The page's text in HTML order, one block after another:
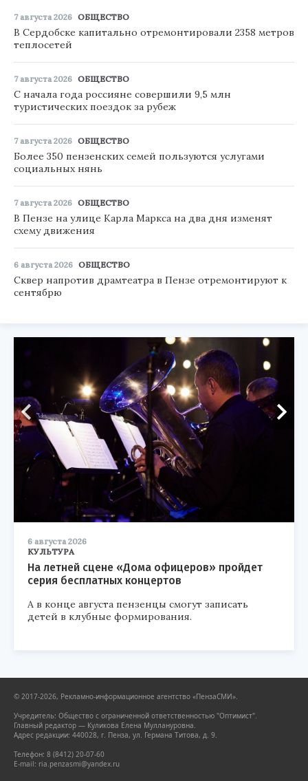
7 августа 2026 ОБЩЕСТВО
В Сердобске капитально отремонтировали 2358 метров
теплосетей
7 августа 2026 ОБЩЕСТВО
С начала года россияне совершили 9,5 млн
туристических поездок за рубеж
7 августа 2026 ОБЩЕСТВО
Более 350 пензенских семей пользуются услугами
социальных нянь
7 августа 2026 ОБЩЕСТВО
В Пензе на улице Карла Маркса на два дня изменят
схему движения
6 августа 2026 ОБЩЕСТВО
Сквер напротив драмтеатра в Пензе отремонтируют к
сентябрю
6 августа 2026
КУЛЬТУРА
На летней сцене «Дома офицеров» пройдет
серия бесплатных концертов
А в конце августа пензенцы смогут записать
детей в клубные формирования.
© 2017-2026, Рекламно-информационное агентство «ПензаСМИ».
Учредитель: Общество с ограниченной ответственностью "Оптимист".
Главный редактор — Куликова Елена Муллануровна.
Адрес редакции: 440028, г. Пенза, ул. Германа Титова, д. 9.
Телефон: 8 (8412) 20-07-60
E-mail: ria.penzasmi@yandex.ru